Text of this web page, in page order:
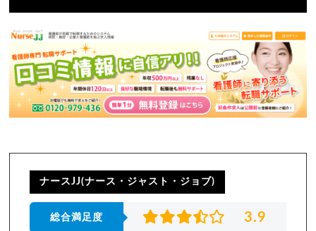
ナースJJ(ナース・ジャスト・ジョブ)
総合満足度 3.9